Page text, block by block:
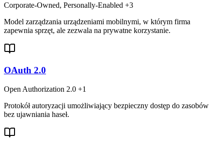
Corporate-Owned, Personally-Enabled +3
Model zarządzania urządzeniami mobilnymi, w którym firma
zapewnia sprzęt, ale zezwala na prywatne korzystanie.
OAuth 2.0
Open Authorization 2.0 +1
Protokół autoryzacji umożliwiający bezpieczny dostęp do zasobów
bez ujawniania haseł.